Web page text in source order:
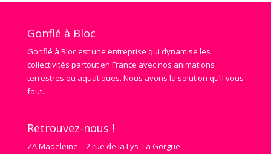
Gonflé à Bloc
Gonflé à Bloc est une entreprise qui dynamise les
collectivités partout en France avec nos animations
terrestres ou aquatiques. Nous avons la solution qu’il vous
faut.
Retrouvez-nous !
ZA Madeleine – 2 rue de la Lys La Gorgue